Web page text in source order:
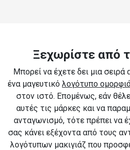
Ξεχωρίστε από
Μπορεί να έχετε δει μια σειρά
ένα μαγευτικό λογότυπο
στον ιστό. Επομένως, εάν
αυτές τις μάρκες και να
ανταγωνισμό, τότε πρέπει να
σας κάνει εξέχοντα από τους
λογότυπων μακιγιάζ που